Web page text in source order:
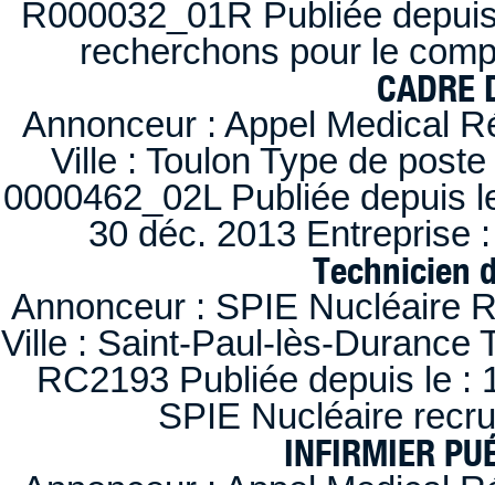
R000032_01R Publiée
recherchons pour le
CADRE
Annonceur : Appel Medical
Ville : Toulon Type de
0000462_02L Publiée depuis
30 déc. 2013
Technicien
Annonceur : SPIE Nucléaire
Ville : Saint-Paul-lès-Durance
RC2193 Publiée depuis le :
SPIE Nucléaire
INFIRMIER